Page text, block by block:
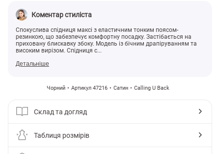
Коментар стиліста
Спокуслива спідниця максі з еластичним тонким поясом-
резинкою, що забезпечує комфортну посадку. Застібається на
приховану блискавку збоку. Модель із бічним драпіруванням та
високим вирізом. Спідниця с...
Детальніше
Чорний Артикул 47216 Сатин Calling U Back
Склад та догляд
Таблиця розмірів